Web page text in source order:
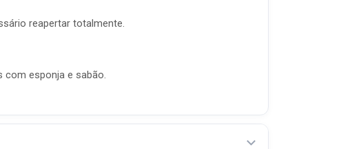
reapertar totalmente.
com esponja e sabão.